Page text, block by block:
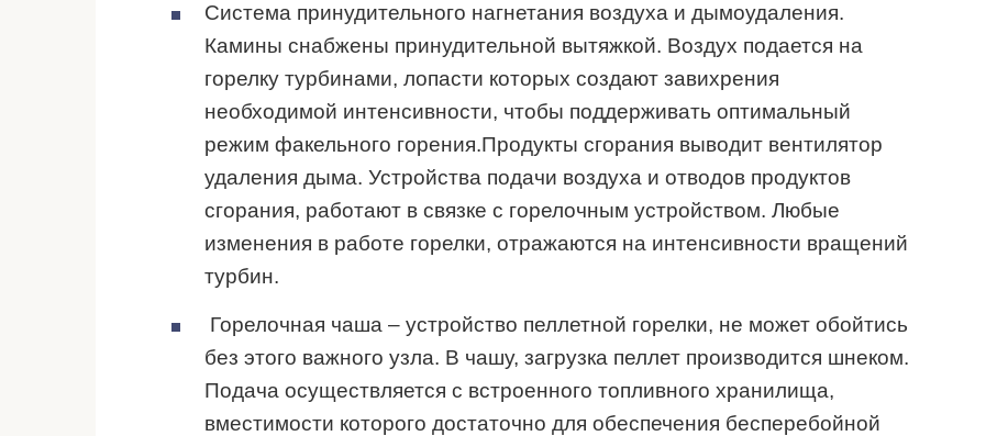
Система принудительного нагнетания воздуха и дымоудаления.
Камины снабжены принудительной вытяжкой. Воздух подается на
горелку турбинами, лопасти которых создают завихрения
необходимой интенсивности, чтобы поддерживать оптимальный
режим факельного горения.Продукты сгорания выводит вентилятор
удаления дыма. Устройства подачи воздуха и отводов продуктов
сгорания, работают в связке с горелочным устройством. Любые
изменения в работе горелки, отражаются на интенсивности вращений
турбин.
Горелочная чаша – устройство пеллетной горелки, не может обойтись
без этого важного узла. В чашу, загрузка пеллет производится шнеком.
Подача осуществляется с встроенного топливного хранилища,
вместимости которого достаточно для обеспечения бесперебойной